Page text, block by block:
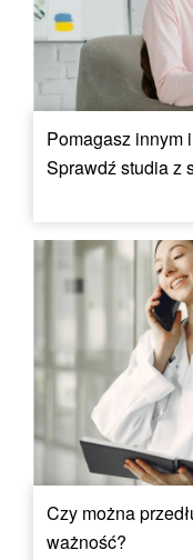
Pomagasz innym
Sprawdź studia z
Czy można
ważność?